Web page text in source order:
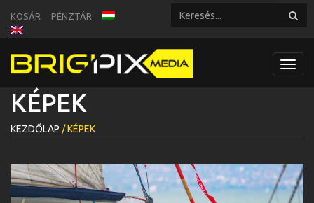
KOSÁR PÉNZTÁR
KÉPEK
KEZDŐLAP / KÉPEK